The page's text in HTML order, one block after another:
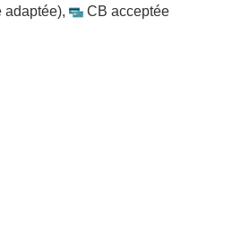
adaptée),
CB acceptée